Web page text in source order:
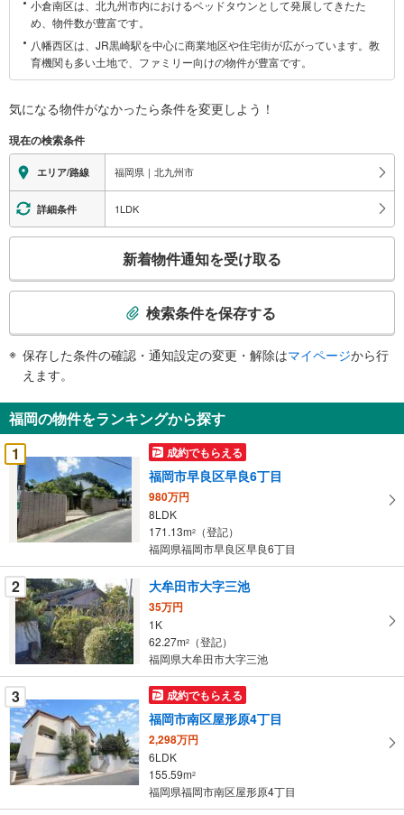
に
関
す
報
小倉南区は、北九州市内におけるベッドタウンとして発展してきたた
め、物件数が豊富です。
八幡西区は、JR黒崎駅を中心に商業地区や住宅街が広がっています。教
育機関も多い土地で、ファミリー向けの物件が豊富です。
気になる物件がなかったら条件を変更しよう！
現在の検索条件
エリア/路線 福岡県｜北九州市
詳細条件 1LDK
検
知
を
受
け
取
る
・
条
件
を
マ
イ
ペ
ー
ジ
に
保
存
す
る
新着物件通知を受け取る
検索条件を保存する
保存した条件の確認・通知設定の変更・解除はマイページから行
えます。
福岡の物件をランキングから探す
1
成約でもらえる
福岡市早良区早良6丁目
980万円
8LDK
171.13m2
（登記）
福岡県福岡市早良区早良6丁目
2 大牟田市大字三池
35万円
1K
62.27m2
（登記）
福岡県大牟田市大字三池
3 成約でもらえる
福岡市南区屋形原4丁目
2,298万円
6LDK
155.59m2
福岡県福岡市南区屋形原4丁目